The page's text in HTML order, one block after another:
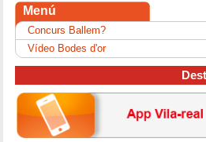
Menú
Concurs Ballem?
Vídeo Bodes d'or